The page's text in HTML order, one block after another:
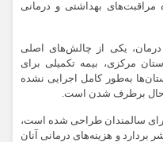
بهداشتی و درمانی
درمان، یکی از چالش‌های اصلی
مرکزی، بیمه تکمیلی برای
به‌طور کامل اجرایی نشده
حال برطرف شدن است.
سالمندان طراحی شده است،
بردارد و هزینه‌های درمانی آنان